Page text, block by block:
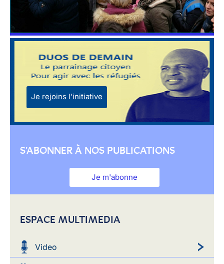
Je rejoins l'initiative
S'ABONNER À NOS PUBLICATIONS
Je m'abonne
ESPACE MULTIMEDIA
Video